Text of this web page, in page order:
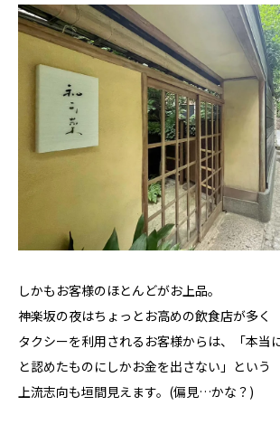
しかもお客様のほとんどがお上品。
神楽坂の夜はちょっとお高めの飲食店が多く
タクシーを利用されるお客様からは、「本当
と認めたものにしかお金を出さない」という
上流志向も垣間見えます。(偏見…かな？)